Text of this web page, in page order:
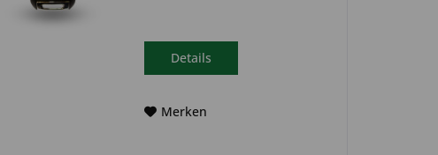
verbaut. Bitte achte darauf,
dass der Autoschlüssel
Details
Merken